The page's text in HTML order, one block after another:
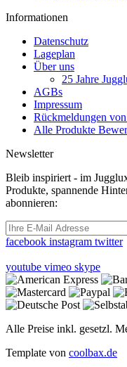
Informationen
Datenschutz
Lageplan
Über uns
25 Jahre
AGBs
Impressum
Rückmeldungen
Alle Produkte
Newsletter
Bleib inspiriert - im
Produkte, spannende
abonnieren:
facebook instagram twitter
youtube vimeo skype
Alle Preise inkl. gesetzl.
Template von coolbax.de